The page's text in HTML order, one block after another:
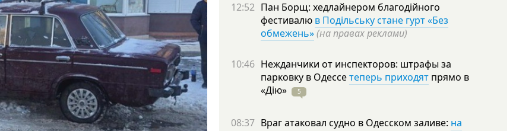
12:52 Пан Борщ: хедлайнером благодійного
фестивалю в Подільську стане гурт «Без
обмежень»(на правах реклами)
10:46 Нежданчики от инспекторов: штрафы за
парковку в Одессетеперь приходят прямо в
«Дію»
5
08:37 Враг атаковал судно в Одесском заливе: на